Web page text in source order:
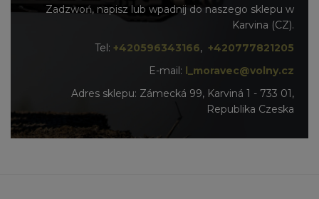
Zadzwoń, napisz lub wpadnij do naszego sklepu w
Karvina (CZ).
Tel: +420596343166, +420777821205
E-mail: l_moravec@volny.cz
Adres sklepu: Zámecká 99, Karviná 1 - 733 01,
Republika Czeska